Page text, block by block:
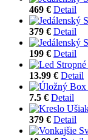
469 € Detail
379 € Detail
199 € Detail
13.99 € Detail
7.5 € Detail
379 € Detail